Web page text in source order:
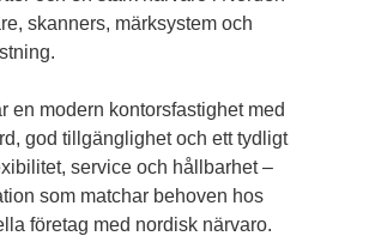
skanners, märksystem och
en modern kontorsfastighet med
god tillgänglighet och ett tydligt
service och hållbarhet –
som matchar behoven hos
företag med nordisk närvaro.